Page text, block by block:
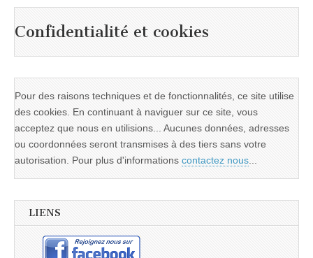
Confidentialité et cookies
Pour des raisons techniques et de fonctionnalités, ce site utilise
des cookies. En continuant à naviguer sur ce site, vous
acceptez que nous en utilisions... Aucunes données, adresses
ou coordonnées seront transmises à des tiers sans votre
autorisation. Pour plus d'informations contactez nous...
LIENS